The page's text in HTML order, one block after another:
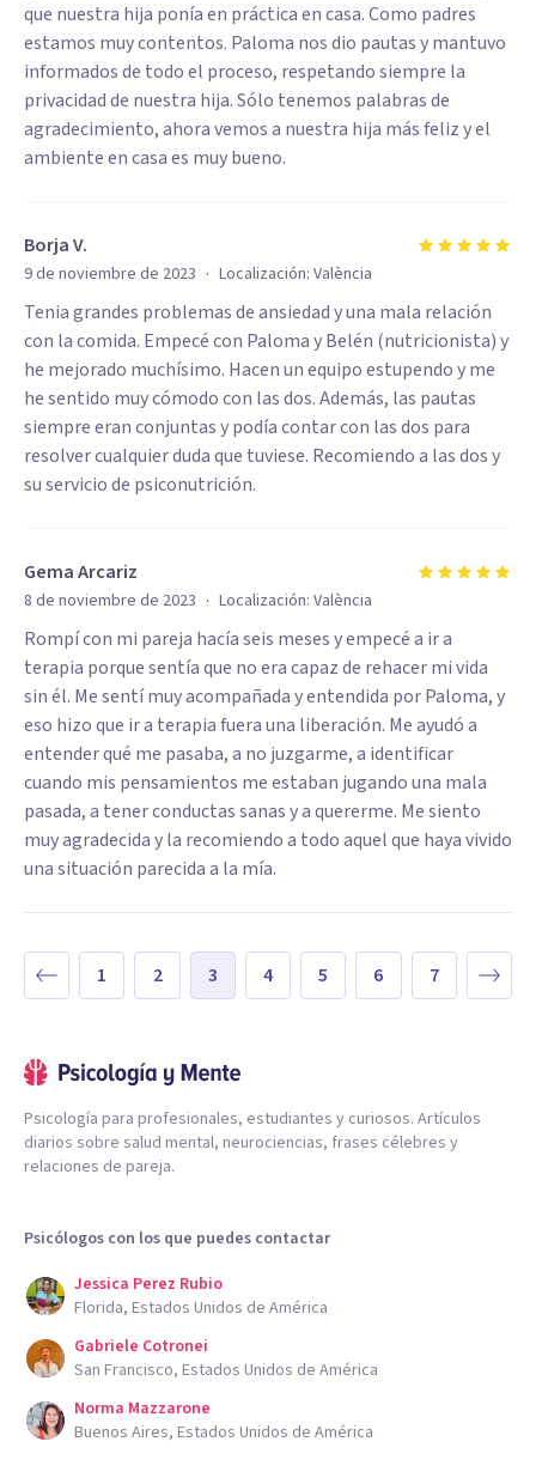
que nuestra hija ponía en práctica en casa. Como padres
estamos muy contentos. Paloma nos dio pautas y mantuvo
informados de todo el proceso, respetando siempre la
privacidad de nuestra hija. Sólo tenemos palabras de
agradecimiento, ahora vemos a nuestra hija más feliz y el
ambiente en casa es muy bueno.
Borja V.
9 de noviembre de 2023 · Localización: València
Tenia grandes problemas de ansiedad y una mala relación
con la comida. Empecé con Paloma y Belén (nutricionista) y
he mejorado muchísimo. Hacen un equipo estupendo y me
he sentido muy cómodo con las dos. Además, las pautas
siempre eran conjuntas y podía contar con las dos para
resolver cualquier duda que tuviese. Recomiendo a las dos y
su servicio de psiconutrición.
Gema Arcariz
8 de noviembre de 2023 · Localización: València
Rompí con mi pareja hacía seis meses y empecé a ir a
terapia porque sentía que no era capaz de rehacer mi vida
sin él. Me sentí muy acompañada y entendida por Paloma, y
eso hizo que ir a terapia fuera una liberación. Me ayudó a
entender qué me pasaba, a no juzgarme, a identificar
cuando mis pensamientos me estaban jugando una mala
pasada, a tener conductas sanas y a quererme. Me siento
muy agradecida y la recomiendo a todo aquel que haya vivido
una situación parecida a la mía.
1 2 3 4 5 6 7
Psicología para profesionales, estudiantes y curiosos. Artículos
diarios sobre salud mental, neurociencias, frases célebres y
relaciones de pareja.
Psicólogos con los que puedes contactar
Jessica Perez Rubio
Florida, Estados Unidos de América
Gabriele Cotronei
San Francisco, Estados Unidos de América
Norma Mazzarone
Buenos Aires, Estados Unidos de América